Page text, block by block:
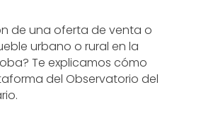
de una oferta de venta o
urbano o rural en la
Te explicamos cómo
del Observatorio del